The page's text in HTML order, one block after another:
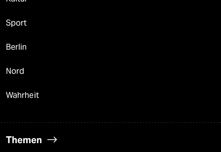
Sport
Berlin
Nord
Wahrheit
Themen